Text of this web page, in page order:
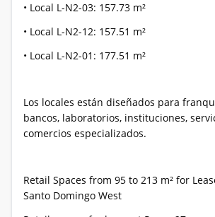
• Local L-N2-03: 157.73 m²
• Local L-N2-12: 157.51 m²
• Local L-N2-01: 177.51 m²
Los locales están diseñados para
bancos, laboratorios, instituciones,
comercios especializados.
Retail Spaces from 95 to 213 m² for
Santo Domingo West